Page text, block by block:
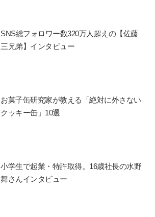
SNS総フォロワー数320万人超えの【佐藤
三兄弟】インタビュー
お菓子缶研究家が教える「絶対に外さない
クッキー缶」10選
小学生で起業・特許取得。16歳社長の水野
舞さんインタビュー